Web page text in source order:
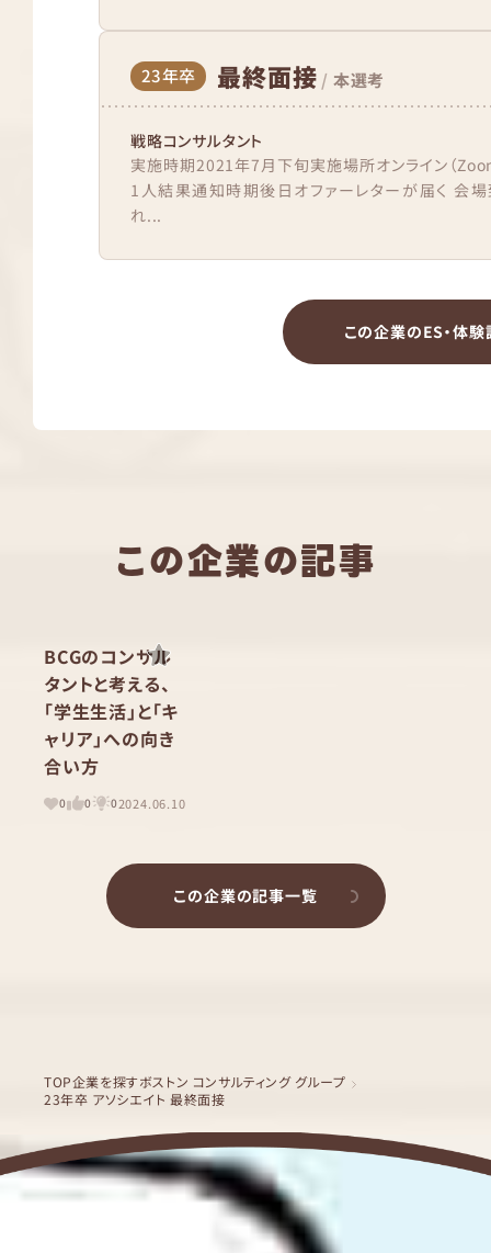
23年卒 最終面接 / 本選考
戦略コンサルタント
実施時期2021年7月下旬実施場所オンライン（
1人結果通知時期後日オファーレターが届く 会場
れ...
この企業のES・体験
この企業の記事
BCGのコンサル
タントと考える、
「学生生活」と「キ
ャリア」への向き
合い方
0 0 02024.06.10
この企業の記事一覧
TOP企業を探すボストン コンサルティング グループ
23年卒 アソシエイト 最終面接